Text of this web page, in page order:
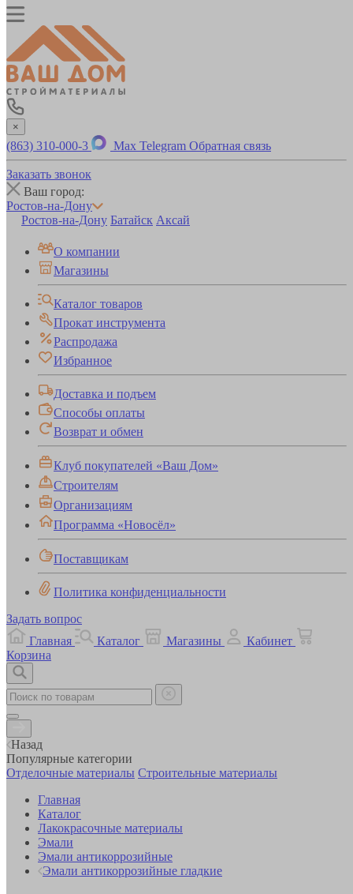
×
(863) 310-000-3 Max Telegram Обратная связь
Заказать звонок
Ваш город:
Ростов-на-Дону
Ростов-на-Дону Батайск Аксай
О компании
Магазины
Каталог товаров
Прокат инструмента
Распродажа
Избранное
Доставка и подъем
Способы оплаты
Возврат и обмен
Клуб покупателей «Ваш Дом»
Строителям
Организациям
Программа «Новосёл»
Поставщикам
Политика конфиденциальности
Задать вопрос
Главная
Каталог Магазины
Кабинет
Корзина
Назад
Популярные категории
Отделочные материалы Строительные материалы
Главная
Каталог
Лакокрасочные материалы
Эмали
Эмали антикоррозийные
Эмали антикоррозийные гладкие